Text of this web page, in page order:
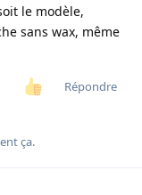
le modèle,
sans wax, même
Répondre
ça.